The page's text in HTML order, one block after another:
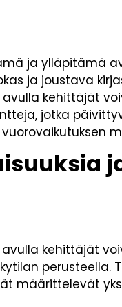
ja ylläpitämä
ja joustava
avulla kehittäjät
jotka
kehittäjät
perusteella.
määrittelevät